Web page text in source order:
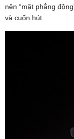
nên “mặt phẳng
và cuốn hút.